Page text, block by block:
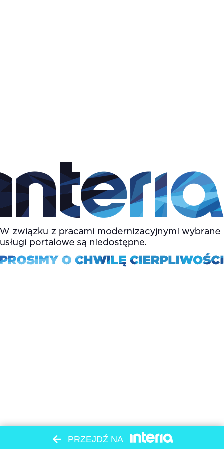
PRZEJDŹ NA